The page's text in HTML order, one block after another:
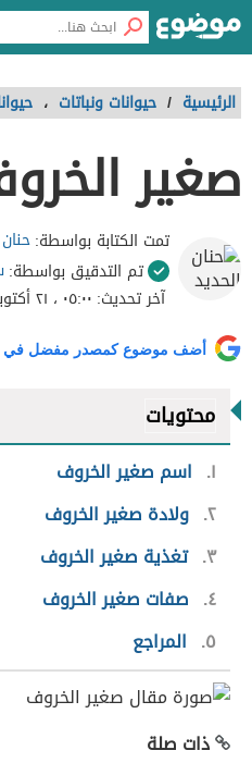
الرئيسية / حيوانات ونباتات ،
صغير
تمت الكتابة بواسطة:
تم التدقيق بواسطة:
آخر تحديث: ٠٥:٠٠ ، ٢١ أكتوبر ٢٠٢١
أضف موضوع كمصدر مفضل في
محتويات
١
اسم صغير الخروف
٢ ولادة صغير الخروف
٣ تغذية صغير الخروف
٤
صفات صغير الخروف
٥
المراجع
ذات صلة